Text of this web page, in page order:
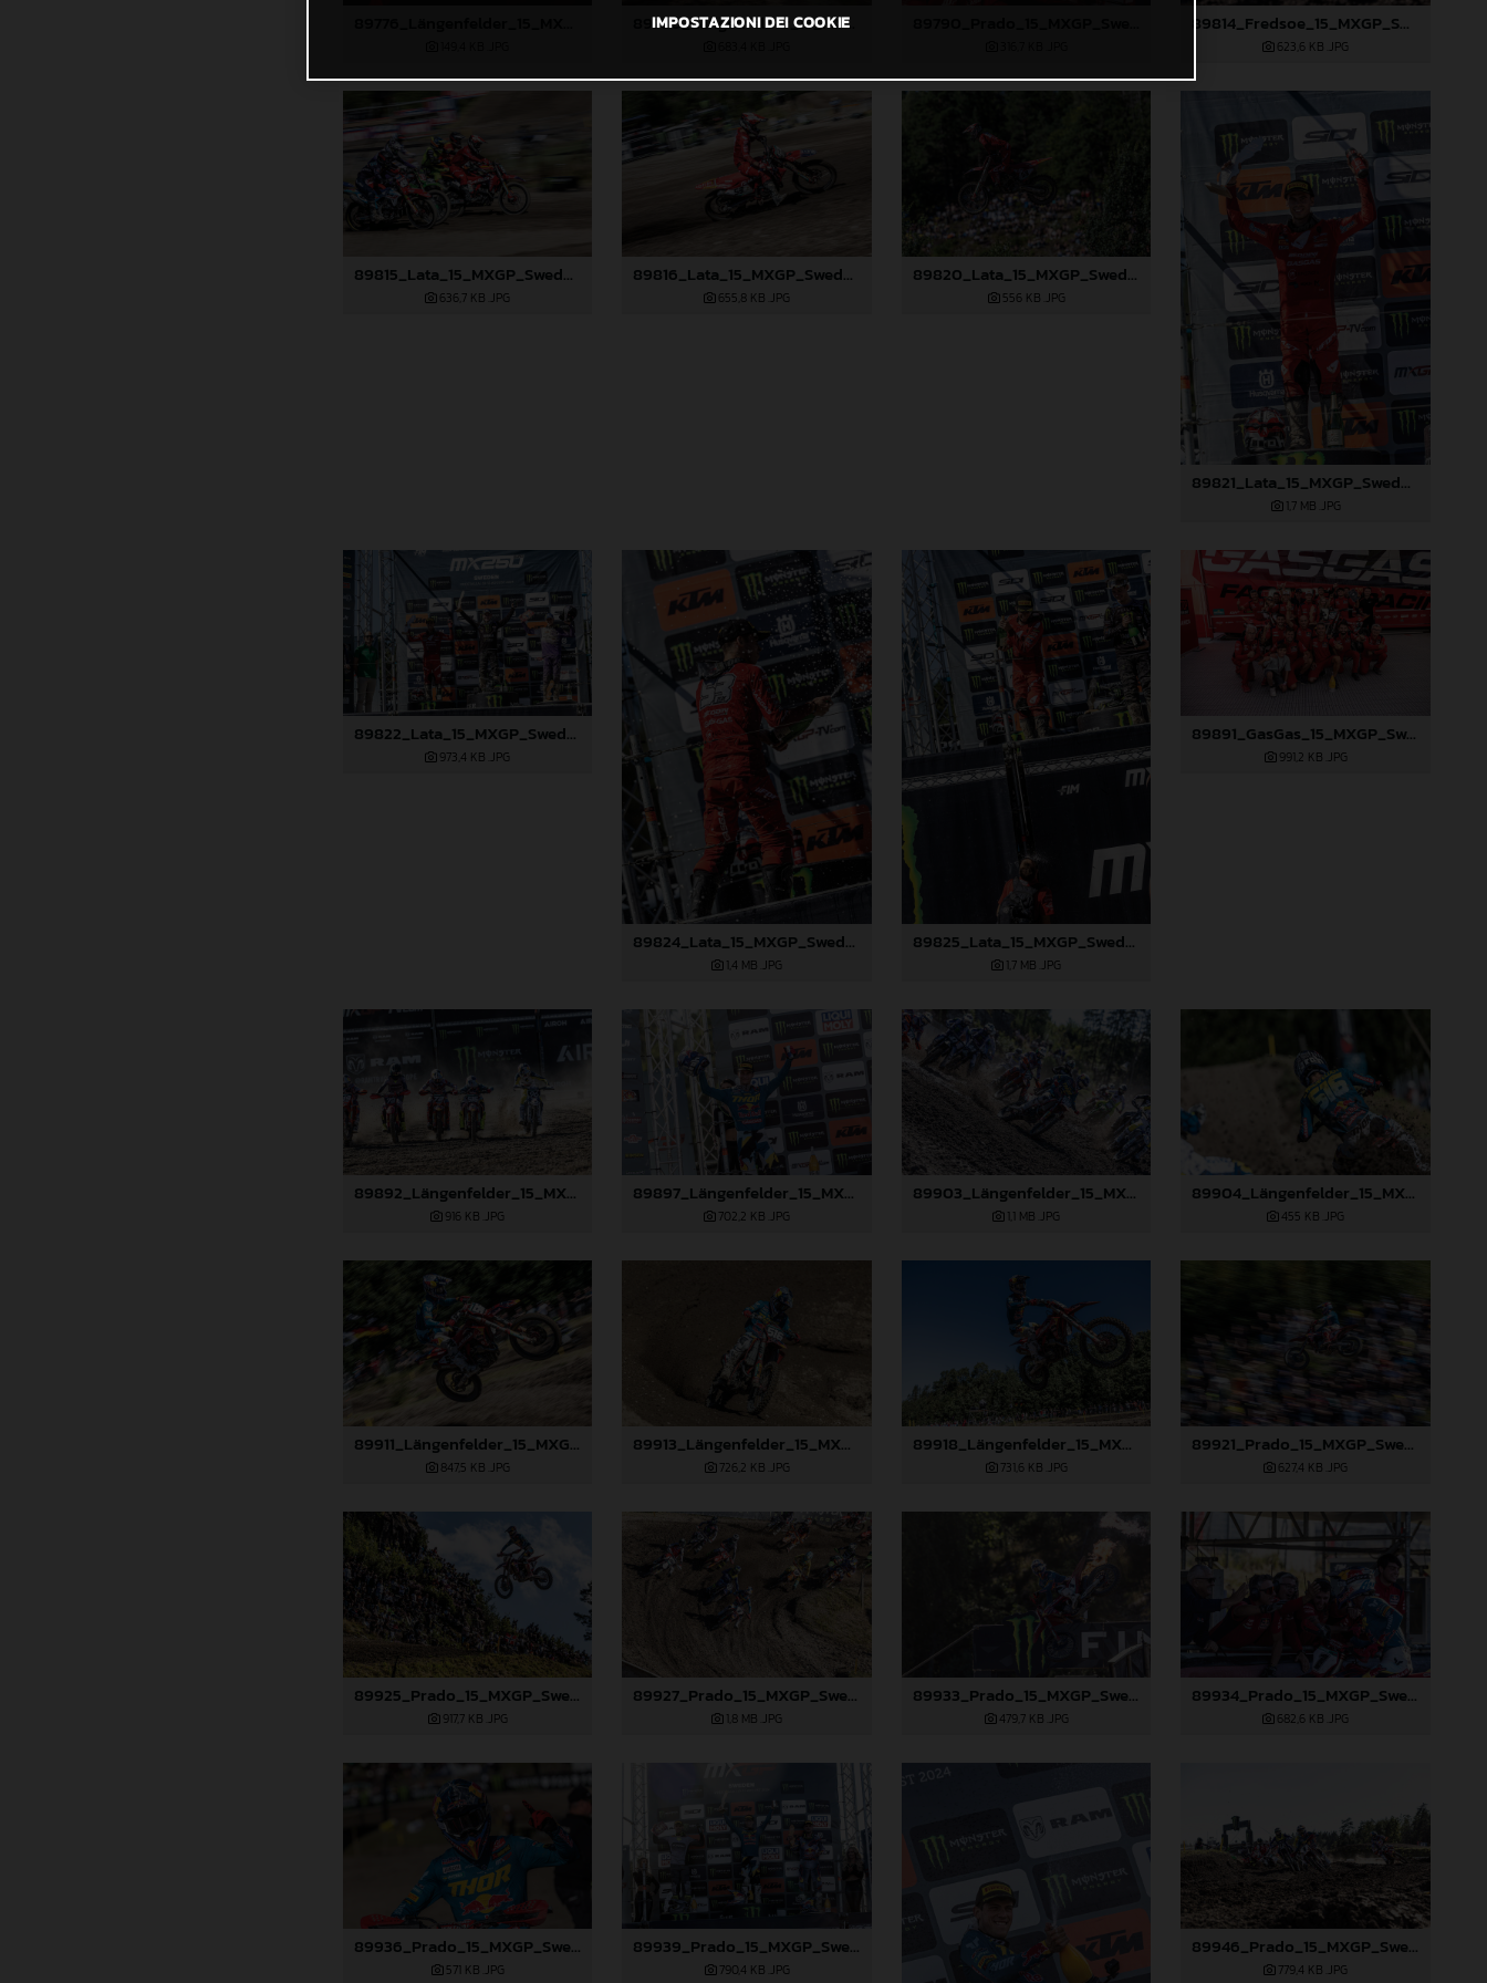
89780_Längenfelder_15_MXGP_Swedem_2024_JPA_96A8308 89814_Fredsoe_15_MXGP_Swedem_2024_JPA_22A7135
623,6 KB .JPG
89815_Lata_15_MXGP_Swedem_2024_JPA_22A6861
636,7 KB .JPG
89816_Lata_15_MXGP_Swedem_2024_JPA_22A6911
655,8 KB .JPG
89820_Lata_15_MXGP_Swedem_2024_JPA_22A7150
556 KB .JPG
89821_Lata_15_MXGP_Swedem_2024_JPA_22A7234
1,7 MB .JPG
89822_Lata_15_MXGP_Swedem_2024_JPA_22A7260
973,4 KB .JPG
89824_Lata_15_MXGP_Swedem_2024_JPA_22A7295
1,4 MB .JPG
89825_Lata_15_MXGP_Swedem_2024_JPA_22A7331
1,7 MB .JPG
89891_GasGas_15_MXGP_Swedem_2024_JPA_96A0029
991,2 KB .JPG
89892_Längenfelder_15_MXGP_Swedem_2024_JPA_22A2529
916 KB .JPG
89897_Längenfelder_15_MXGP_Swedem_2024_JPA_22A3308
702,2 KB .JPG
89903_Längenfelder_15_MXGP_Swedem_2024_JPA_22A7353
1,1 MB .JPG
89904_Längenfelder_15_MXGP_Swedem_2024_JPA_22A7409
455 KB .JPG
89911_Längenfelder_15_MXGP_Swedem_2024_JPA_22A7874
847,5 KB .JPG
89913_Längenfelder_15_MXGP_Swedem_2024_JPA_22A8982
726,2 KB .JPG
89918_Längenfelder_15_MXGP_Swedem_2024_JPA_96A8855
731,6 KB .JPG
89921_Prado_15_MXGP_Swedem_2024_JPA_22A0699
627,4 KB .JPG
89925_Prado_15_MXGP_Swedem_2024_JPA_22A2024
917,7 KB .JPG
89927_Prado_15_MXGP_Swedem_2024_JPA_22A3693
1,8 MB .JPG
89933_Prado_15_MXGP_Swedem_2024_JPA_22A4688-Mejorado-NR
479,7 KB .JPG
89934_Prado_15_MXGP_Swedem_2024_JPA_22A4738
682,6 KB .JPG
89936_Prado_15_MXGP_Swedem_2024_JPA_22A4894
571 KB .JPG
89939_Prado_15_MXGP_Swedem_2024_JPA_22A5044
790,4 KB .JPG
89946_Prado_15_MXGP_Swedem_2024_JPA_96A9655
779,4 KB .JPG
IMPOSTAZIONI DEI COOKIE